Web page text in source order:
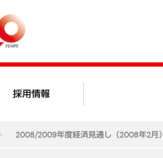
採用情報
2008/2009年度経済見通し（2008年2月）